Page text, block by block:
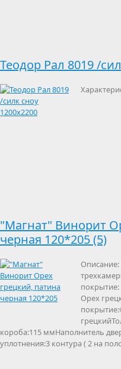
Теодор Рал 8019 /
"Магнат" Винорит
черная 120*205 (5)
Орех
короба:115 ммНаполнитель
уплотнения:3 контура ( 2 на